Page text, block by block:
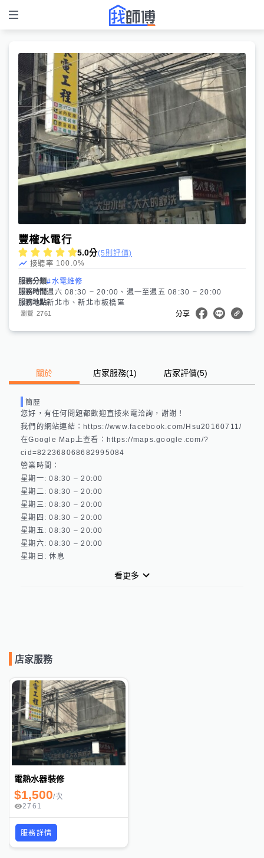
豐權水電行
5.0分(5則評價)
接聽率 100.0%
服務分類#水電維修
服務時間週六 08:30 ~ 20:00、週一至週五 08:30 ~ 20:00
服務地點新北市、新北市板橋區
瀏覽 2761 分享
關於 店家服務(1) 店家評價(5)
簡歷
您好，有任何問題都歡迎直接來電洽詢，謝謝！
我們的網站連結：https://www.facebook.com/Hsu20160711/
在Google Map上查看：https://maps.google.com/?
cid=822368068682995084
營業時間：
星期一: 08:30 – 20:00
星期二: 08:30 – 20:00
星期三: 08:30 – 20:00
星期四: 08:30 – 20:00
星期五: 08:30 – 20:00
星期六: 08:30 – 20:00
看更多
店家服務
電熱水器裝修
$1,500/次
2761
服務詳情